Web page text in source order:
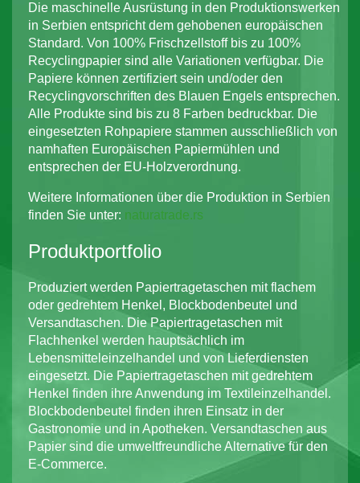
Die maschinelle Ausrüstung in den Produktionswerken
in Serbien entspricht dem gehobenen europäischen
Standard. Von 100% Frischzellstoff bis zu 100%
Recyclingpapier sind alle Variationen verfügbar. Die
Papiere können zertifiziert sein und/oder den
Recyclingvorschriften des Blauen Engels entsprechen.
Alle Produkte sind bis zu 8 Farben bedruckbar. Die
eingesetzten Rohpapiere stammen ausschließlich von
namhaften Europäischen Papiermühlen und
entsprechen der EU-Holzverordnung.
Weitere Informationen über die Produktion in Serbien
finden Sie unter: naturatrade.rs
Produktportfolio
Produziert werden Papiertragetaschen mit flachem
oder gedrehtem Henkel, Blockbodenbeutel und
Versandtaschen. Die Papiertragetaschen mit
Flachhenkel werden hauptsächlich im
Lebensmitteleinzelhandel und von Lieferdiensten
eingesetzt. Die Papiertragetaschen mit gedrehtem
Henkel finden ihre Anwendung im Textileinzelhandel.
Blockbodenbeutel finden ihren Einsatz in der
Gastronomie und in Apotheken. Versandtaschen aus
Papier sind die umweltfreundliche Alternative für den
E-Commerce.